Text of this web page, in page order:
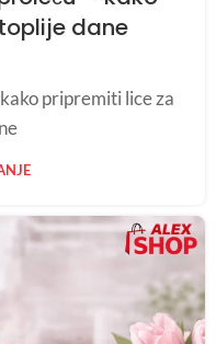
dane
pripremiti lice za